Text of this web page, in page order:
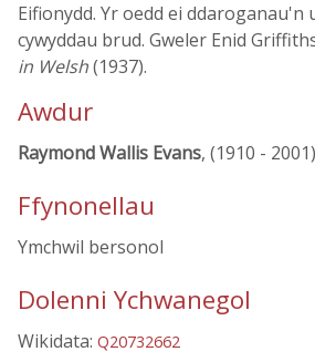
Eifionydd. Yr oedd ei
cywyddau brud. Gweler Enid
in Welsh(1937).
Awdur
Raymond Wallis Evans, (1910 - 2001)
Ffynonellau
Ymchwil bersonol
Dolenni Ychwanegol
Wikidata: Q20732662